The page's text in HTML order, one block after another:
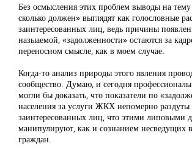
Без осмысления этих проблем выводы на
сколько должен» выглядят как голословные
заинтересованных лиц, ведь причины
назыаемой, «задолженности» остаются за
переносном смысле, как в моем случае.
Когда-то анализ природы этого явления
сообщество. Думаю, и сегодня профессионалы
могли бы доказать, что показатели по
населения за услуги ЖКХ непомерно раздуты
заинтересованных лиц, что этими липовыми
манипулируют, как и сознанием несведущих
граждан.